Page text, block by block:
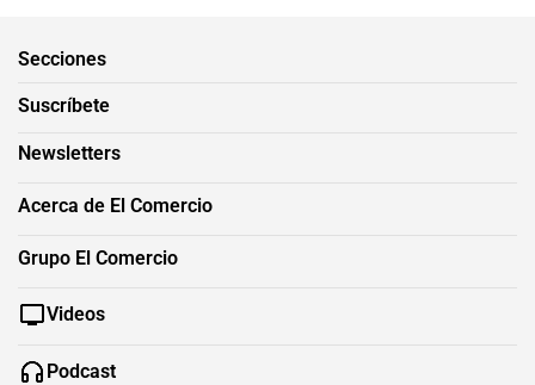
Secciones
Suscríbete
Newsletters
Acerca de El Comercio
Grupo El Comercio
Videos
Podcast